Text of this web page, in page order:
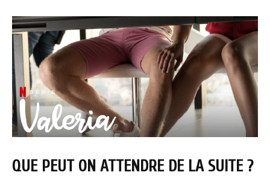
QUE PEUT ON ATTENDRE DE LA SUITE ?